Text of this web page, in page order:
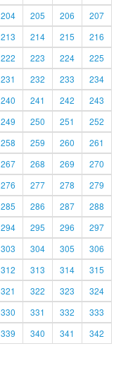
204 205 206
207
213 214 215
216
222 223 224
225
231 232 233
234
240 241 242
243
249 250 251
252
258 259 260
261
267 268 269
270
276 277 278
279
285 286 287
288
294 295 296
297
303 304 305
306
312 313 314
315
321 322 323
324
330 331 332
333
339 340 341
342